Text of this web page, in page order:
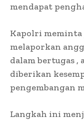
mendapat
Kapolri meminta
melaporkan
dalam bertugas
diberikan
pengembangan
Langkah ini